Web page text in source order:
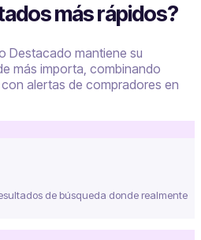
más rápidos?
Destacado mantiene su
más importa, combinando
alertas de compradores en
de búsqueda donde realmente